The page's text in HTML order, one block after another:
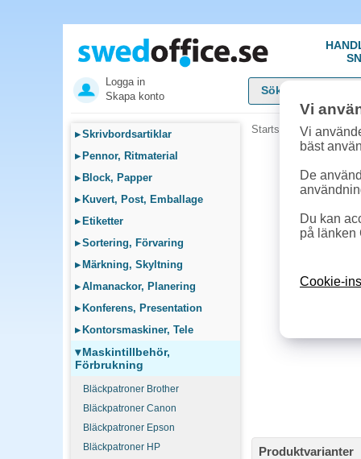
Logga in
Skapa konto
▸Skrivbordsartiklar
▸ Pennor, Ritmaterial
▸ Block, Papper
▸ Kuvert, Post, Emballage
▸ Etiketter
▸Sortering, Förvaring
▸ Märkning, Skyltning
▸Almanackor, Planering
▸ Konferens, Presentation
▸ Kontorsmaskiner, Tele
▾Maskintillbehör,
Förbrukning
Bläckpatroner Brother
Bläckpatroner Canon
Bläckpatroner Epson
Bläckpatroner HP
Startsida »
Produktvarianter
Vi
Vi
bäst
De
Du kan
på länken
Cookie-